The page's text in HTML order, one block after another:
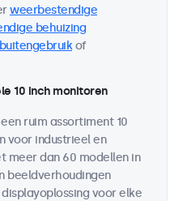
weerbestendige
behuizing
buitengebruikof
10 inch monitoren
ruim assortiment 10
voor industrieel en
meer dan 60 modellen in
beeldverhoudingen
voor elke